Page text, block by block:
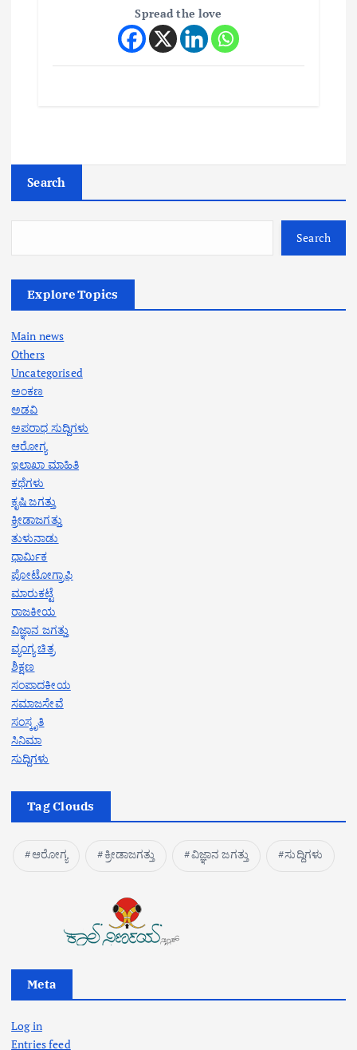
Spread the love
Search
Search
Explore Topics
Main news
Others
Uncategorised
ಅಂಕಣ
ಅಡವಿ
ಅಪರಾಧ ಸುದ್ದಿಗಳು
ಆರೋಗ್ಯ
ಇಲಾಖಾ ಮಾಹಿತಿ
ಕಥೆಗಳು
ಕೃಷಿ ಜಗತ್ತು
ಕ್ರೀಡಾಜಗತ್ತು
ತುಳುನಾಡು
ಧಾರ್ಮಿಕ
ಪೋಟೋಗ್ರಾಫಿ
ಮಾರುಕಟ್ಟೆ
ರಾಜಕೀಯ
ವಿಜ್ಞಾನ ಜಗತ್ತು
ವ್ಯಂಗ್ಯ ಚಿತ್ರ
ಶಿಕ್ಷಣ
ಸಂಪಾದಕೀಯ
ಸಮಾಜಸೇವೆ
ಸಂಸ್ಕೃತಿ
ಸಿನಿಮಾ
ಸುದ್ದಿಗಳು
Tag Clouds
ಆರೋಗ್ಯ ಕ್ರೀಡಾಜಗತ್ತು ವಿಜ್ಞಾನ ಜಗತ್ತು ಸುದ್ದಿಗಳು
Meta
Log in
Entries feed